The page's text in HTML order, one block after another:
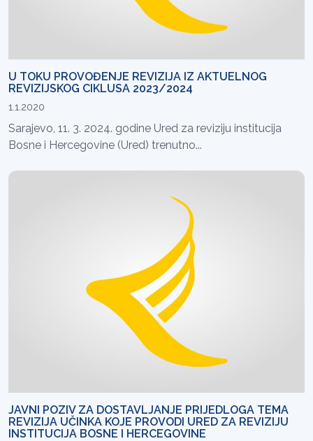
U TOKU PROVOĐENJE REVIZIJA IZ AKTUELNOG
REVIZIJSKOG CIKLUSA 2023/2024
1.1.2020
Sarajevo, 11. 3. 2024. godine Ured za reviziju institucija
Bosne i Hercegovine (Ured) trenutno...
JAVNI POZIV ZA DOSTAVLJANJE PRIJEDLOGA TEMA
REVIZIJA UČINKA KOJE PROVODI URED ZA REVIZIJU
INSTITUCIJA BOSNE I HERCEGOVINE